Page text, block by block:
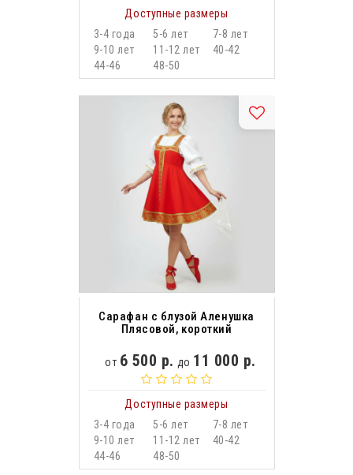
Доступные размеры
3-4 года
5-6 лет
7-8 лет
9-10 лет
11-12 лет
40-42
44-46
48-50
Сарафан с блузой Аленушка
Плясовой, короткий
от 6 500 р. до 11 000 р.
Доступные размеры
3-4 года
5-6 лет
7-8 лет
9-10 лет
11-12 лет
40-42
44-46
48-50